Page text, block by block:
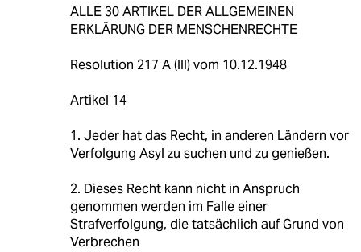
ALLE 30 ARTIKEL DER ALLGEMEINEN
ERKLÄRUNG DER MENSCHENRECHTE
Resolution 217 A (III) vom 10.12.1948
Artikel 14
1. Jeder hat das Recht, in anderen Ländern vor
Verfolgung Asyl zu suchen und zu genießen.
2. Dieses Recht kann nicht in Anspruch
genommen werden im Falle einer
Strafverfolgung, die tatsächlich auf Grund von
Verbrechen